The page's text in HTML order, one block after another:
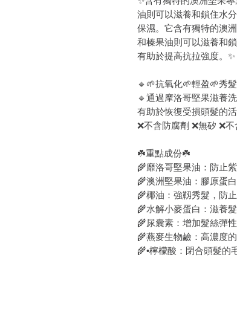
油則可以滋養和鎖住水
保濕。它含有獨特的澳
和榛果油則可以滋養和
有助於提高抗拉強度。✨
🔹 🌱抗氧化🌱輕盈🌱秀
🔹通過摩洛哥堅果滋養
有助於恢復受損頭髮的
❌不含防腐劑 ❌無矽 ❌
☘️重點成份☘️
🌾靡洛哥堅果油：防止
🌾澳洲堅果油：膠原蛋
🌾椰油：強靱秀髮，防
🌾水解小麥蛋白：滋養
🌾尿囊素：增加髮絲彈
🌾燕麥生物鹼：高濃度
🌾•檸檬酸：閉合頭髮的